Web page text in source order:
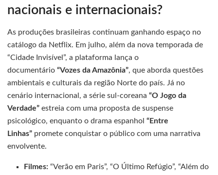
nacionais e internacionais?
As produções brasileiras continuam ganhando espaço no
catálogo da Netflix. Em julho, além da nova temporada de
“Cidade Invisível”, a plataforma lança o
documentário “Vozes da Amazônia”, que aborda questões
ambientais e culturais da região Norte do país. Já no
cenário internacional, a série sul-coreana “O Jogo da
Verdade” estreia com uma proposta de suspense
psicológico, enquanto o drama espanhol “Entre
Linhas” promete conquistar o público com uma narrativa
envolvente.
Filmes: “Verão em Paris”, “O Último Refúgio”, “Além do